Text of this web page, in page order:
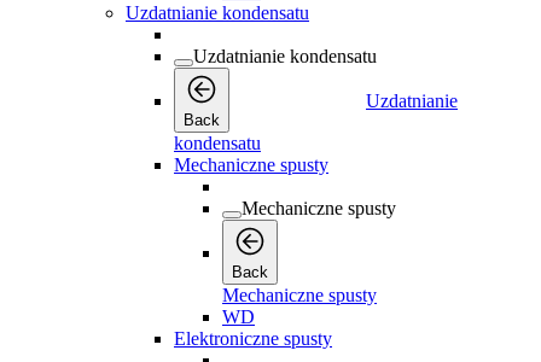
Uzdatnianie kondensatu
Uzdatnianie kondensatu
Back
Uzdatnianie
kondensatu
Mechaniczne spusty
Mechaniczne spusty
Back
Mechaniczne spusty
WD
Elektroniczne spusty